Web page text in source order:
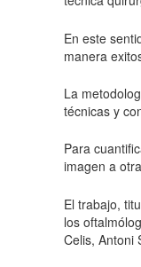
En este
manera
La
técnicas y
Para
imagen a
El trabajo,
los
Celis, Antoni